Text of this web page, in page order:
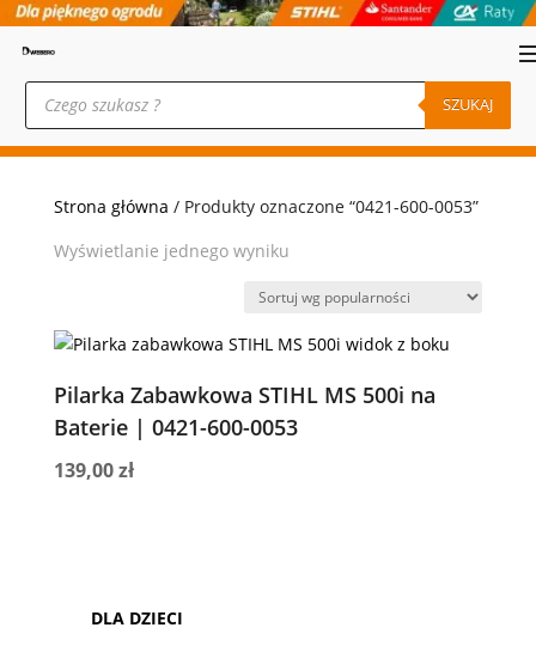
Wyszukiwarka
produktów SZUKAJ
Strona główna / Produkty oznaczone “0421-600-0053”
Wyświetlanie jednego wyniku
Pilarka Zabawkowa STIHL MS 500i na
Baterie | 0421-600-0053
139,00zł
DLA DZIECI